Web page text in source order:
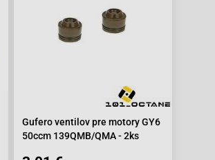
Gufero ventilov pre motory GY6
50ccm 139QMB/QMA - 2ks